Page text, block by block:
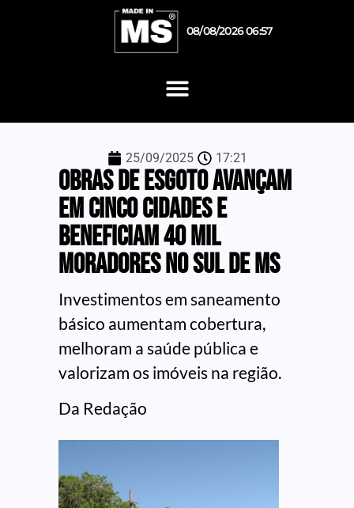
08/08/2026 06:57
25/09/2025 17:21
Obras de esgoto avançam
em cinco cidades e
beneficiam 40 mil
moradores no sul de MS
Investimentos em saneamento
básico aumentam cobertura,
melhoram a saúde pública e
valorizam os imóveis na região.
Da Redação